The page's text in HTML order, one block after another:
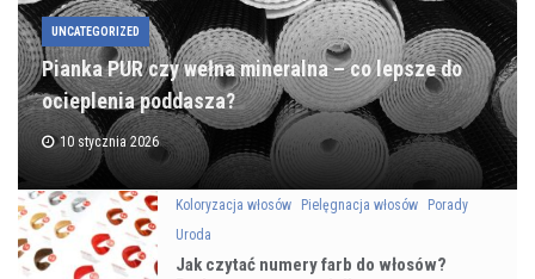
UNCATEGORIZED
Pianka PUR czy wełna mineralna – co lepsze do
ocieplenia poddasza?
10 stycznia 2026
Koloryzacja włosów Pielęgnacja włosów
Porady
Uroda
Jak czytać numery farb do włosów?